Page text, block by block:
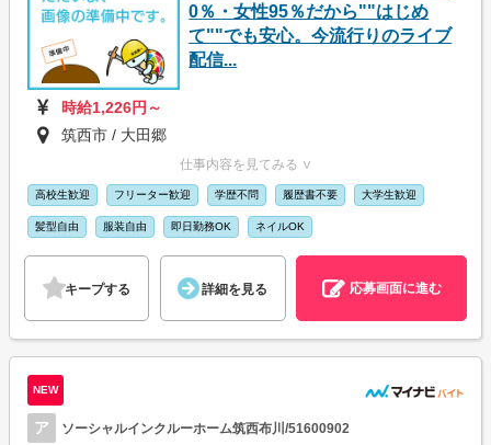
0％・女性95％だから""はじめ
て""でも安心。今流行りのライブ
配信...
時給1,226円～
筑西市 / 大田郷
仕事内容を見てみる ∨
高校生歓迎 フリーター歓迎 学歴不問 履歴書不要 大学生歓迎
髪型自由 服装自由 即日勤務OK ネイルOK
キープする 詳細を見る 応募画面に進む
NEW
ア ソーシャルインクルーホーム筑西布川/51600902